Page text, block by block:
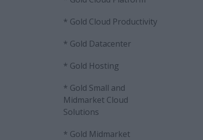
* Gold Cloud Productivity
* Gold Datacenter
* Gold Hosting
* Gold Small and
Midmarket Cloud
Solutions
* Gold Midmarket